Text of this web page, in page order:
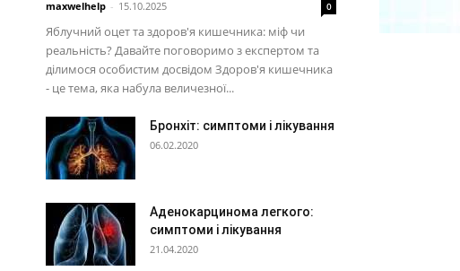
maxwelhelp - 15.10.2025 0
Яблучний оцет та здоров'я кишечника: міф чи
реальність? Давайте поговоримо з експертом та
ділимося особистим досвідом Здоров'я кишечника
- це тема, яка набула величезної...
Бронхіт: симптоми і лікування
06.02.2020
Аденокарцинома легкого:
симптоми і лікування
21.04.2020